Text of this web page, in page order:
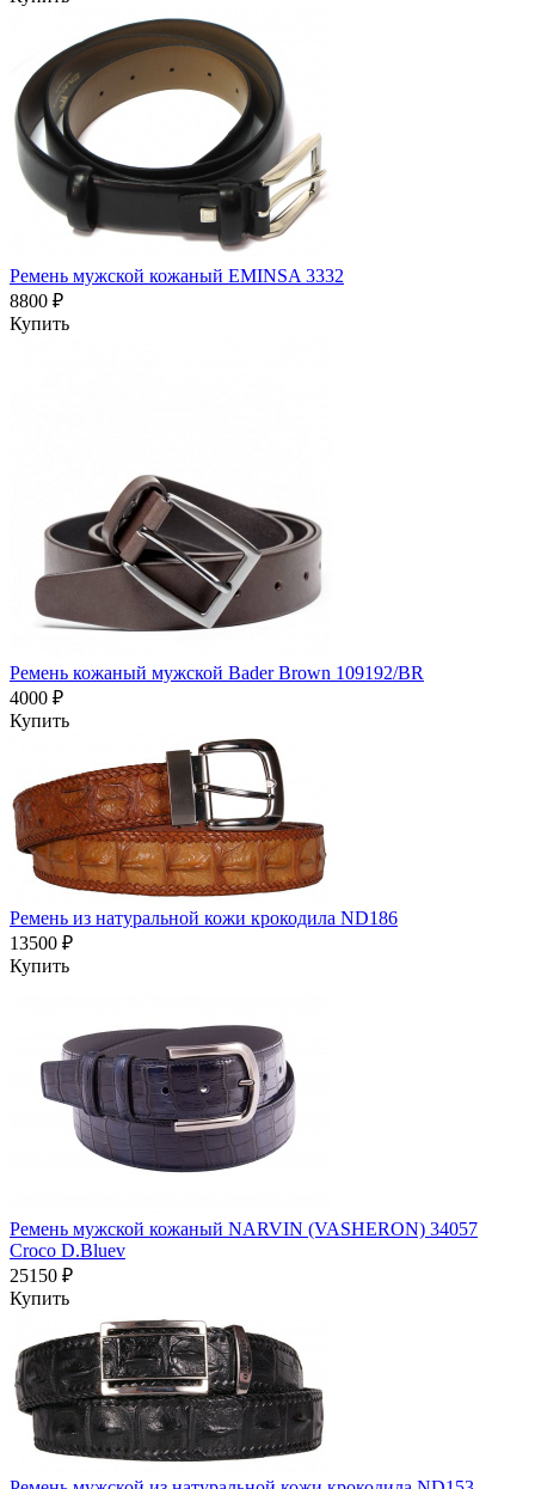
Ремень мужской кожаный EMINSA 3332
8800 ₽
Купить
Ремень кожаный мужской Bader Brown 109192/BR
4000 ₽
Купить
Ремень из натуральной кожи крокодила ND186
13500 ₽
Купить
Ремень мужской кожаный NARVIN (VASHERON) 34057
Croco D.Bluev
25150 ₽
Купить